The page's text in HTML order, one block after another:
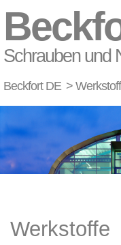
Schrauben und
Beckfort DE
Werkstoffe